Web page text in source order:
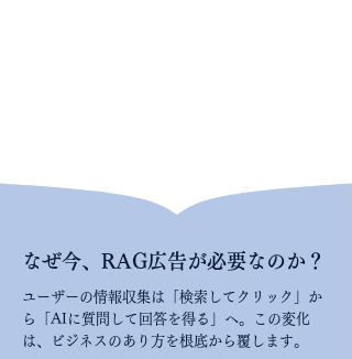
なぜ今、RAG広告が必要なのか？
ユーザーの情報収集は「検索してクリック」か
ら「AIに質問して回答を得る」へ。この変化
は、ビジネスのあり方を根底から覆します。